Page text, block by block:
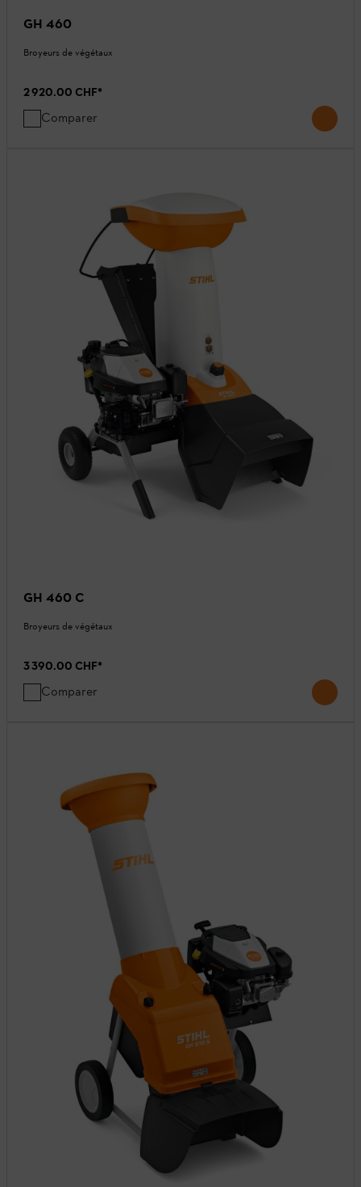
GH 460
Broyeurs de végétaux
2 920.00 CHF*
Comparer
GH 460 C
Broyeurs de végétaux
3 390.00 CHF*
Comparer